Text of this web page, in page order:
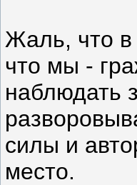
Жаль, что в
что мы -
наблюдать
силы и
место.